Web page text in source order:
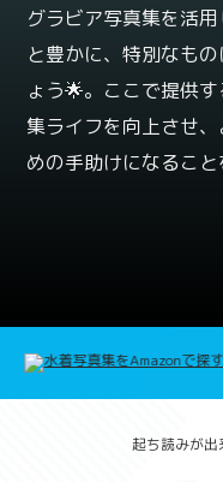
グラビア写真集を活
と豊かに、特別なも
ょう🌟。ここで提供
集ライフを向上させ
めの手助けになるこ
起ち読みが出